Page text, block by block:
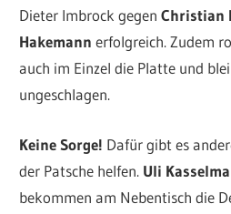
Dieter Imbrock gegenChristian
Hakemann erfolgreich. Zudem
auch im Einzel die Platte und
ungeschlagen.
Keine Sorge! Dafür gibt es
der Patsche helfen. Uli
bekommen am Nebentisch die